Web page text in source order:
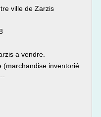
ville de Zarzis
a vendre.
(marchandise inventorié